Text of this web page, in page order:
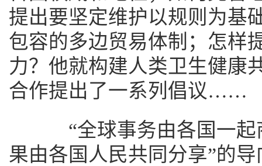
提出要坚定维护以规则为基
包容的多边贸易体制；怎样
力？他就构建人类卫生健康
合作提出了一系列倡议……
“全球事务由各国一起
果由各国人民共同分享”的